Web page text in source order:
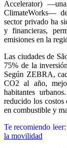
Accelerator)
ClimateWorks—
sector privado ha
y financieras,
emisiones en la
Las ciudades de
75% de la
Según ZEBRA,
CO2 al año,
habitantes
reducido los costos
en combustible y
Te recomiendo
la movilidad